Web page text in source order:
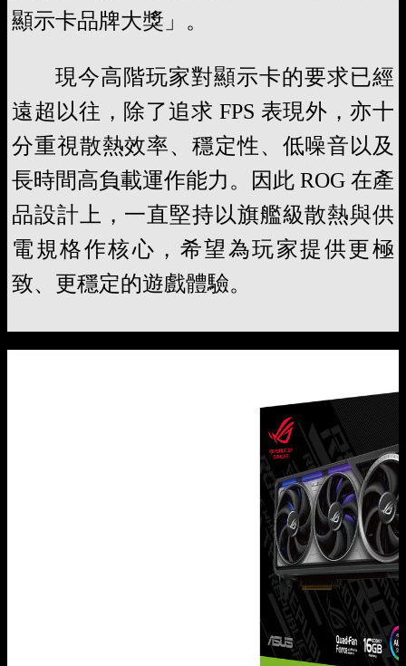
顯示卡品牌大獎」。
現今高階玩家對顯示卡的要求已經
遠超以往，除了追求 FPS 表現外，亦十
分重視散熱效率、穩定性、低噪音以及
長時間高負載運作能力。因此 ROG 在產
品設計上，一直堅持以旗艦級散熱與供
電規格作核心，希望為玩家提供更極
致、更穩定的遊戲體驗。